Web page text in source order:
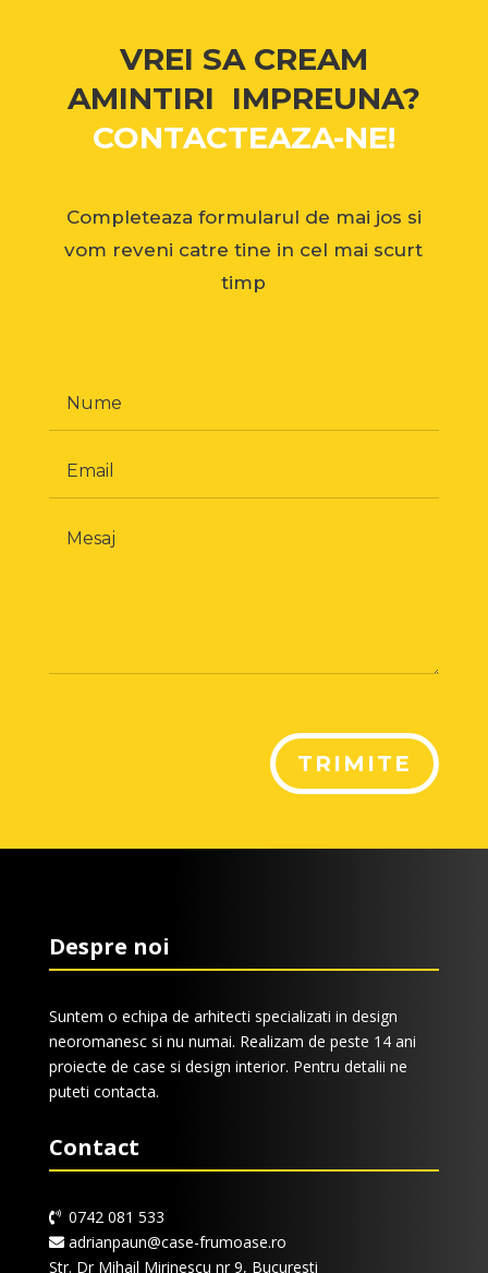
VREI SA CREAM
AMINTIRI IMPREUNA?
CONTACTEAZA-NE!
Completeaza formularul de mai jos si
vom reveni catre tine in cel mai scurt
timp
TRIMITE
Despre noi
Suntem o echipa de arhitecti specializati in design
neoromanesc si nu numai. Realizam de peste 14 ani
proiecte de case si design interior. Pentru detalii ne
puteti contacta.
Contact
0742 081 533
adrianpaun@case-frumoase.ro
Str. Dr Mihail Mirinescu nr 9, Bucuresti